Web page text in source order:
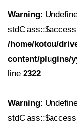
Warning: Undefined property:
/home/kotou/
content/plugins/
line 2322
Warning: Undefined property: